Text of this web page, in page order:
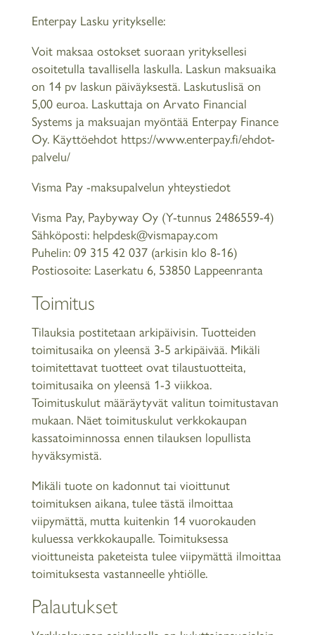
Enterpay Lasku yritykselle:
Voit maksaa ostokset suoraan yrityksellesi
osoitetulla tavallisella laskulla. Laskun maksuaika
on 14 pv laskun päiväyksestä. Laskutuslisä on
5,00 euroa. Laskuttaja on Arvato Financial
Systems ja maksuajan myöntää Enterpay Finance
Oy. Käyttöehdot https://www.enterpay.fi/ehdot-
palvelu/
Visma Pay -maksupalvelun yhteystiedot
Visma Pay, Paybyway Oy (Y-tunnus 2486559-4)
Sähköposti: helpdesk@vismapay.com
Puhelin: 09 315 42 037 (arkisin klo 8-16)
Postiosoite: Laserkatu 6, 53850 Lappeenranta
Toimitus
Tilauksia postitetaan arkipäivisin. Tuotteiden
toimitusaika on yleensä 3-5 arkipäivää. Mikäli
toimitettavat tuotteet ovat tilaustuotteita,
toimitusaika on yleensä 1-3 viikkoa.
Toimituskulut määräytyvät valitun toimitustavan
mukaan. Näet toimituskulut verkkokaupan
kassatoiminnossa ennen tilauksen lopullista
hyväksymistä.
Mikäli tuote on kadonnut tai vioittunut
toimituksen aikana, tulee tästä ilmoittaa
viipymättä, mutta kuitenkin 14 vuorokauden
kuluessa verkkokaupalle. Toimituksessa
vioittuneista paketeista tulee viipymättä ilmoittaa
toimituksesta vastanneelle yhtiölle.
Palautukset